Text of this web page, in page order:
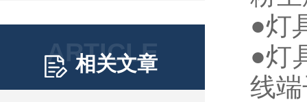
ARTICLE
相关文章
●灯
●灯
线